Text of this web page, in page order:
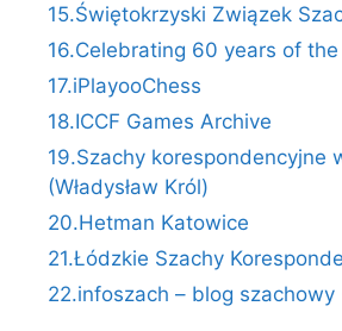
15.Świętokrzyski Związek
16.Celebrating 60 years of the
17.iPlayooChess
18.ICCF Games Archive
19.Szachy korespondencyjne
(Władysław Król)
20.Hetman Katowice
21.Łódzkie Szachy
22.infoszach – blog szachowy